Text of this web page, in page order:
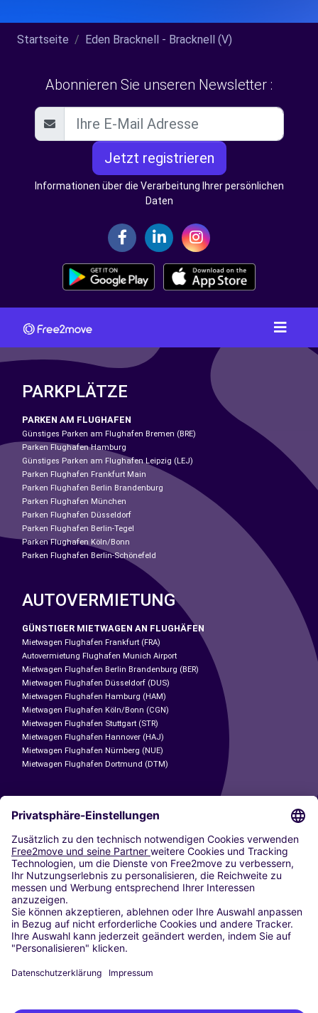
Startseite Eden Bracknell - Bracknell (V)
Abonnieren Sie unseren Newsletter :
Jetzt registrieren
Informationen über die Verarbeitung Ihrer persönlichen
Daten
PARKPLÄTZE
PARKEN AM FLUGHAFEN
Günstiges Parken am Flughafen Bremen (BRE)
Parken Flughafen Hamburg
Günstiges Parken am Flughafen Leipzig (LEJ)
Parken Flughafen Frankfurt Main
Parken Flughafen Berlin Brandenburg
Parken Flughafen München
Parken Flughafen Düsseldorf
Parken Flughafen Berlin-Tegel
Parken Flughafen Köln/Bonn
Parken Flughafen Berlin-Schönefeld
AUTOVERMIETUNG
GÜNSTIGER MIETWAGEN AN FLUGHÄFEN
Mietwagen Flughafen Frankfurt (FRA)
Autovermietung Flughafen Munich Airport
Mietwagen Flughafen Berlin Brandenburg (BER)
Mietwagen Flughafen Düsseldorf (DUS)
Mietwagen Flughafen Hamburg (HAM)
Mietwagen Flughafen Köln/Bonn (CGN)
Mietwagen Flughafen Stuttgart (STR)
Mietwagen Flughafen Hannover (HAJ)
Mietwagen Flughafen Nürnberg (NUE)
Mietwagen Flughafen Dortmund (DTM)
CARSHARING
UNSERE STÄDTE
Paris
Madrid
Washington DC
Mailand
Rom
Turin
Wien
Berlin
Düsseldorf